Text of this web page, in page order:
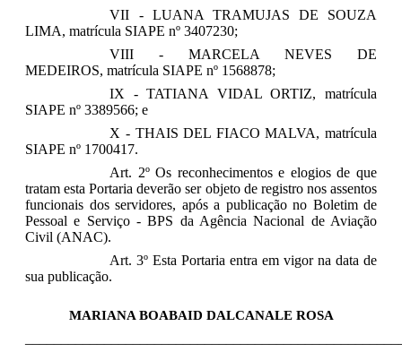
VII - LUANA TRAMUJAS DE SOUZA
LIMA, matrícula SIAPE nº 3407230;
VIII - MARCELA NEVES DE
MEDEIROS, matrícula SIAPE nº 1568878;
IX - TATIANA VIDAL ORTIZ, matrícula
SIAPE nº 3389566; e
X - THAIS DEL FIACO MALVA, matrícula
SIAPE nº 1700417.
Art. 2º Os reconhecimentos e elogios de que
tratam esta Portaria deverão ser objeto de registro nos assentos
funcionais dos servidores, após a publicação no Boletim de
Pessoal e Serviço - BPS da Agência Nacional de Aviação
Civil (ANAC).
Art. 3º Esta Portaria entra em vigor na data de
sua publicação.
MARIANA BOABAID DALCANALE ROSA